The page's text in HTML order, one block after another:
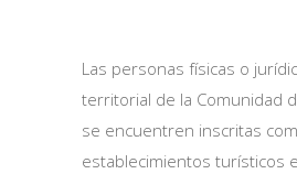
Las personas físicas o
territorial de la Comunidad
se encuentren inscritas
establecimientos turísticos